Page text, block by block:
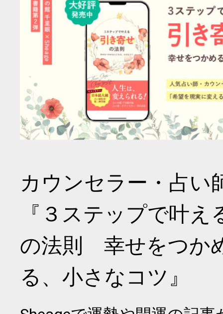
カウンセラー・占い
『３ステップで叶
の法則 幸せをつか
る、小さなコツ』